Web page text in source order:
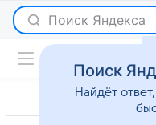
Поиск Яндекса
Поиск
Найдёт